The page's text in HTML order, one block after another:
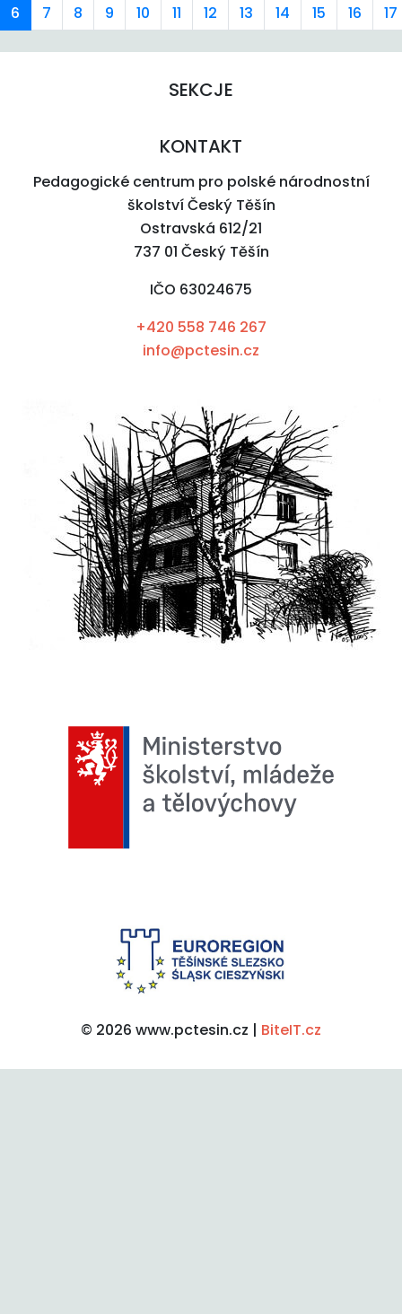
6 7 8 9 10 11 12 13 14 15 16 17
SEKCJE
KONTAKT
Pedagogické centrum pro polské národnostní
školství Český Těšín
Ostravská 612/21
737 01 Český Těšín
IČO 63024675
+420 558 746 267
info@pctesin.cz
© 2026 www.pctesin.cz | BiteIT.cz